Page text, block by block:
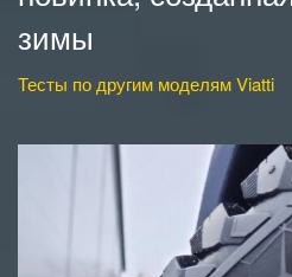
зимы
Тесты по другим моделям Viatti